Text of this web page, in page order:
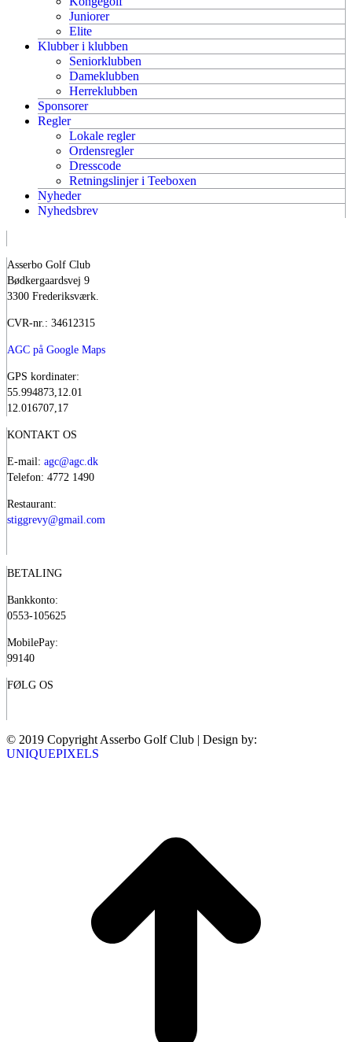
Juniorer
Elite
Klubber i klubben
Seniorklubben
Dameklubben
Herreklubben
Sponsorer
Regler
Lokale regler
Ordensregler
Dresscode
Retningslinjer i Teeboxen
Nyheder
Nyhedsbrev
Asserbo Golf Club
Bødkergaardsvej 9
3300 Frederiksværk.
CVR-nr.: 34612315
AGC på Google Maps
GPS kordinater:
55.994873,12.01
12.016707,17
KONTAKT OS
E-mail: agc@agc.dk
Telefon: 4772 1490
Restaurant:
stiggrevy@gmail.com
BETALING
Bankkonto:
0553-105625
MobilePay:
99140
FØLG OS
© 2019 Copyright Asserbo Golf Club | Design by:
UNIQUEPIXELS